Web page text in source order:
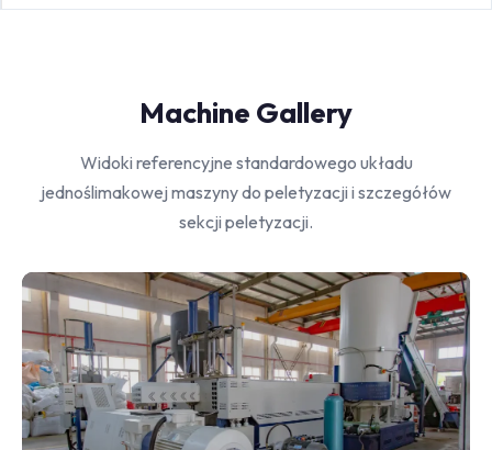
Machine Gallery
Widoki referencyjne standardowego układu
jednoślimakowej maszyny do peletyzacji i szczegółów
sekcji peletyzacji.